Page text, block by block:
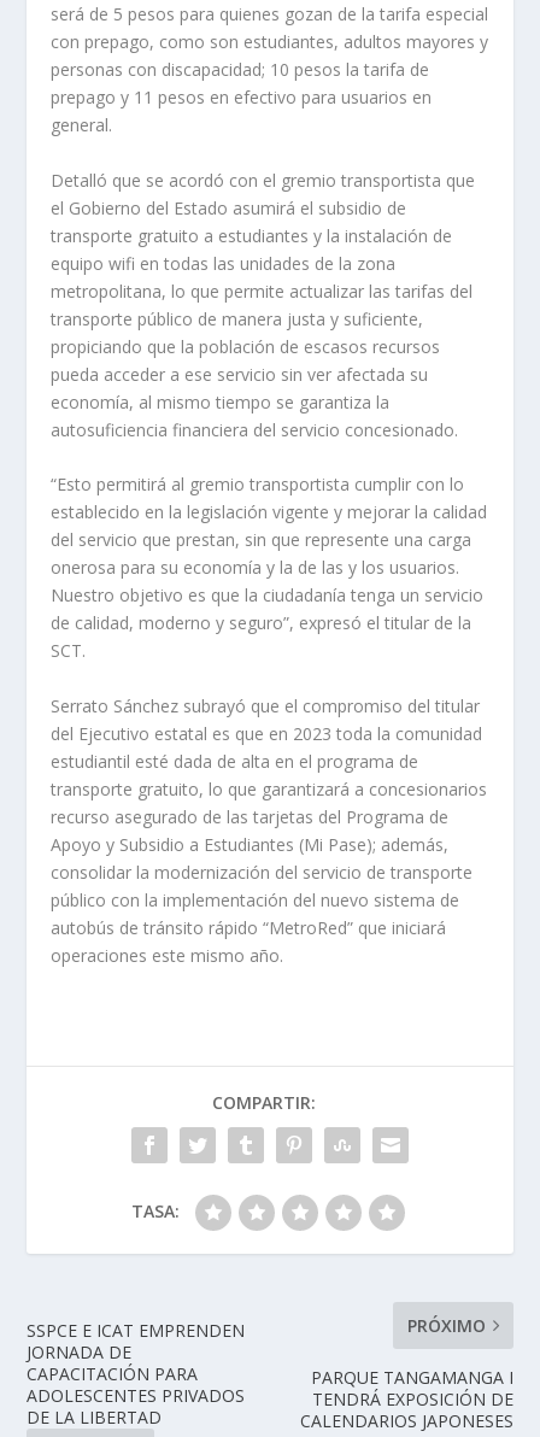
será de 5 pesos para quienes gozan de la tarifa especial
con prepago, como son estudiantes, adultos mayores y
personas con discapacidad; 10 pesos la tarifa de
prepago y 11 pesos en efectivo para usuarios en
general.
Detalló que se acordó con el gremio transportista que
el Gobierno del Estado asumirá el subsidio de
transporte gratuito a estudiantes y la instalación de
equipo wifi en todas las unidades de la zona
metropolitana, lo que permite actualizar las tarifas del
transporte público de manera justa y suficiente,
propiciando que la población de escasos recursos
pueda acceder a ese servicio sin ver afectada su
economía, al mismo tiempo se garantiza la
autosuficiencia financiera del servicio concesionado.
“Esto permitirá al gremio transportista cumplir con lo
establecido en la legislación vigente y mejorar la calidad
del servicio que prestan, sin que represente una carga
onerosa para su economía y la de las y los usuarios.
Nuestro objetivo es que la ciudadanía tenga un servicio
de calidad, moderno y seguro”, expresó el titular de la
SCT.
Serrato Sánchez subrayó que el compromiso del titular
del Ejecutivo estatal es que en 2023 toda la comunidad
estudiantil esté dada de alta en el programa de
transporte gratuito, lo que garantizará a concesionarios
recurso asegurado de las tarjetas del Programa de
Apoyo y Subsidio a Estudiantes (Mi Pase); además,
consolidar la modernización del servicio de transporte
público con la implementación del nuevo sistema de
autobús de tránsito rápido “MetroRed” que iniciará
operaciones este mismo año.
COMPARTIR:
TASA:
SSPCE E ICAT EMPRENDEN
JORNADA DE
CAPACITACIÓN PARA
ADOLESCENTES PRIVADOS
DE LA LIBERTAD
PRÓXIMO
PARQUE TANGAMANGA I
TENDRÁ EXPOSICIÓN DE
CALENDARIOS JAPONESES